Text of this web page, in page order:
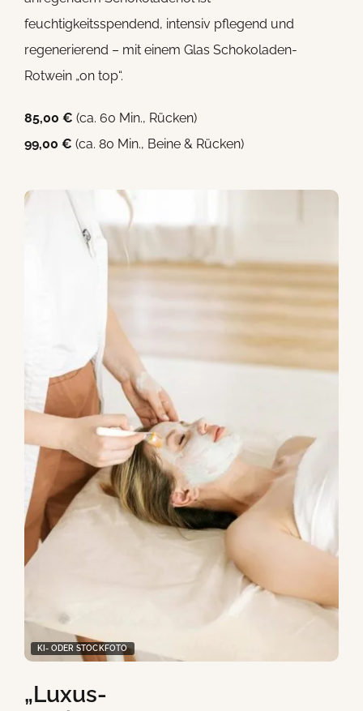
feuchtigkeitsspendend, intensiv pflegend und
regenerierend – mit einem Glas Schokoladen-
Rotwein „on top“.
85,00 € (ca. 60 Min., Rücken)
99,00 € (ca. 80 Min., Beine & Rücken)
KI- ODER STOCKFOTO
„Luxus-